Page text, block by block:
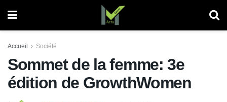
Accueil Société
Sommet de la femme: 3e
édition de GrowthWomen